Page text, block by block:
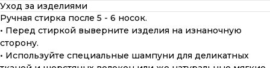
Уход за изделиями
Ручная стирка после 5 - 6 носок.
• Перед стиркой выверните изделия на изнаночную
сторону.
• Используйте специальные шампуни для деликатных